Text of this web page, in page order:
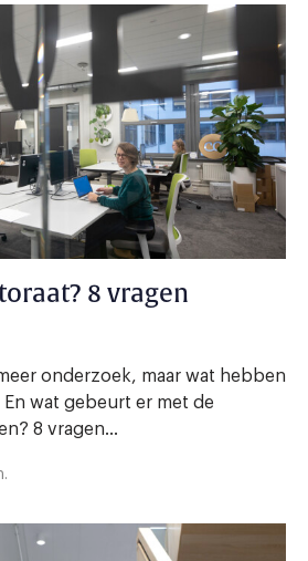
8 vragen
onderzoek, maar wat hebben
wat gebeurt er met de
8 vragen...